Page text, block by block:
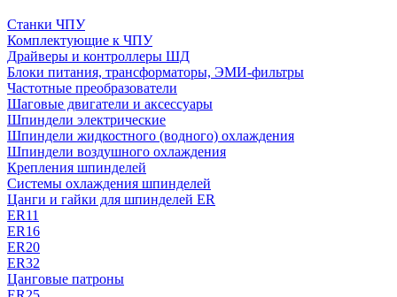
Станки ЧПУ
Комплектующие к ЧПУ
Драйверы и контроллеры ШД
Блоки питания, трансформаторы, ЭМИ-фильтры
Частотные преобразователи
Шаговые двигатели и аксессуары
Шпиндели электрические
Шпиндели жидкостного (водного) охлаждения
Шпиндели воздушного охлаждения
Крепления шпинделей
Системы охлаждения шпинделей
Цанги и гайки для шпинделей ER
ER11
ER16
ER20
ER32
Цанговые патроны